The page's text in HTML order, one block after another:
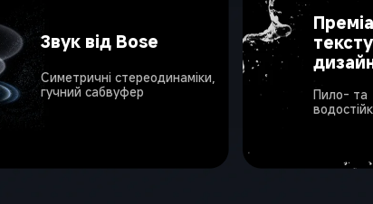
Звук від Bose
Симетричні стереодинаміки,
гучний сабвуфер
Пило- та